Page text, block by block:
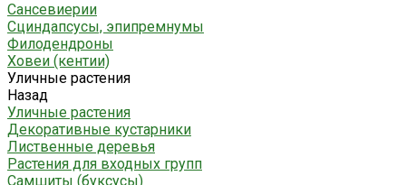
Сансевиерии
Сциндапсусы, эпипремнумы
Филодендроны
Ховеи (кентии)
Уличные растения
Назад
Уличные растения
Декоративные кустарники
Лиственные деревья
Растения для входных групп
Самшиты (буксусы)